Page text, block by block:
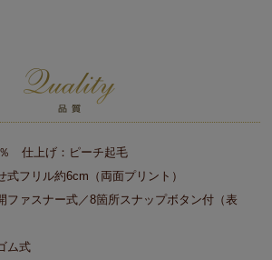
仕上げ：ピーチ起毛
式フリル約6cm（両面プリント）
ファスナー式／8箇所スナップボタン付（表
ム式